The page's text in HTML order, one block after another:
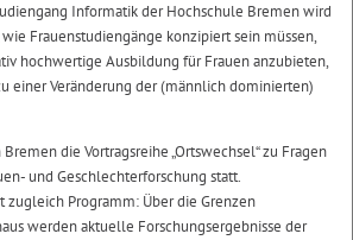
Informatik der Hochschule Bremen wird
Frauenstudiengänge konzipiert sein müssen,
hochwertige Ausbildung für Frauen anzubieten,
einer Veränderung der (männlich dominierten)
die Vortragsreihe „Ortswechsel“ zu Fragen
und Geschlechterforschung statt.
zugleich Programm: Über die Grenzen
werden aktuelle Forschungsergebnisse der